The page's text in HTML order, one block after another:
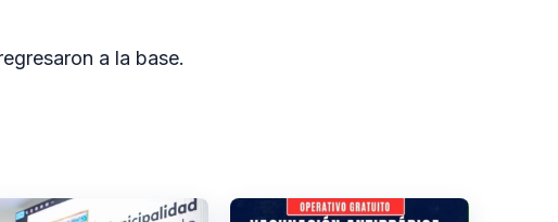
a la base.